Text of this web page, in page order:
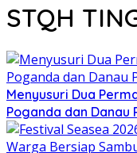
STQH
Menyusuri Dua
Poganda dan Danau